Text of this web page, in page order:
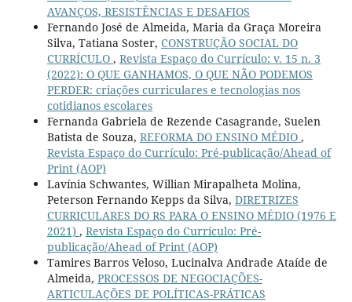
AVANÇOS, RESISTÊNCIAS E DESAFIOS
Fernando José de Almeida, Maria da Graça Moreira
Silva, Tatiana Soster, CONSTRUÇÃO SOCIAL DO
CURRÍCULO , Revista Espaço do Currículo: v. 15 n. 3
(2022): O QUE GANHAMOS, O QUE NÃO PODEMOS
PERDER: criações curriculares e tecnologias nos
cotidianos escolares
Fernanda Gabriela de Rezende Casagrande, Suelen
Batista de Souza, REFORMA DO ENSINO MÉDIO ,
Revista Espaço do Currículo: Pré-publicação/Ahead of
Print (AOP)
Lavínia Schwantes, Willian Mirapalheta Molina,
Peterson Fernando Kepps da Silva, DIRETRIZES
CURRICULARES DO RS PARA O ENSINO MÉDIO (1976 E
2021) , Revista Espaço do Currículo: Pré-
publicação/Ahead of Print (AOP)
Tamires Barros Veloso, Lucinalva Andrade Ataíde de
Almeida, PROCESSOS DE NEGOCIAÇÕES-
ARTICULAÇÕES DE POLÍTICAS-PRÁTICAS